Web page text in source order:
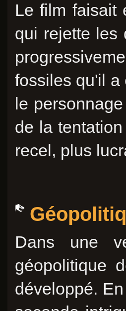
Le film faisait
qui rejette les
fossiles qu'il a
le
de la
recel, plus
Dans une
géopolitique
développé.